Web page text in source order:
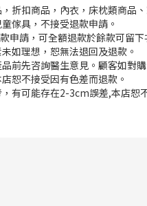
折扣商品，內衣，床枕類商品
傢具，不接受退款申請。
申請，可全額退款於餘款可留
如理想，恕無法退回及退款。
前先咨詢醫生意見。顧客如對
恕不接受因有色差而退款。
有可能存在2-3cm誤差,本店恕